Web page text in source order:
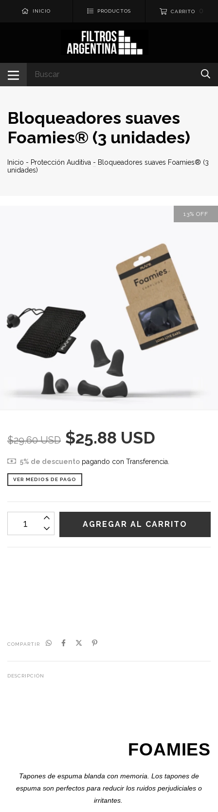
INICIO PRODUCTOS CARRITO 0
Bloqueadores suaves
Foamies® (3 unidades)
Inicio - Protección Auditiva - Bloqueadores suaves Foamies® (3
unidades)
13% OFF
$29.60 USD $25.88 USD
5% de descuentopagando con Transferencia.
VER MEDIOS DE PAGO
COMPARTIR
DESCRIPCIÓN
FOAMIES
Tapones de espuma blanda con memoria. Los tapones de
espuma son perfectos para reducir los ruidos perjudiciales o
irritantes.